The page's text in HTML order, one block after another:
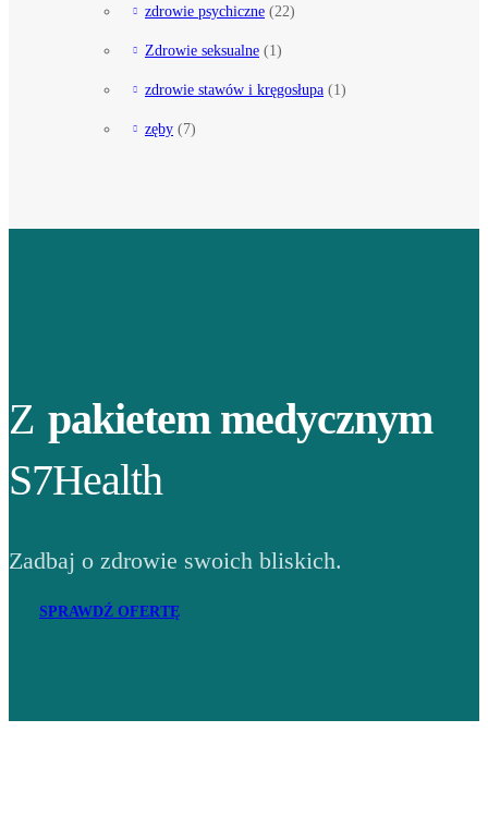
zdrowie psychiczne (22)
Zdrowie seksualne (1)
zdrowie stawów i kręgosłupa (1)
zęby (7)
Z pakietem medycznym
S7Health
Zadbaj o zdrowie swoich bliskich.
SPRAWDŹ OFERTĘ